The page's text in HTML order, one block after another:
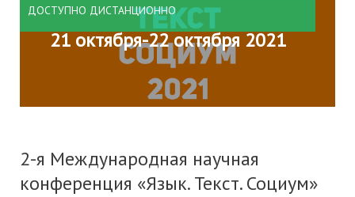
ДОСТУПНО ДИСТАНЦИОННО
21 октября-22 октября 2021
2-я Международная научная
конференция «Язык. Текст. Социум»